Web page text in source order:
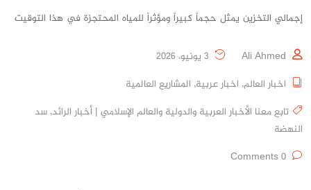
إجمالي التخزين يمثل حجماً كبيراً ومؤثراً للمياه المحتجزة في هذا التوقيت
Ali Ahmed
اخبار العالم, اخبار عربية, المشاريع العالمية
تابع معنا الأخبار العربية والدولية والعالم الإسلامي | أخبار الرائد, سد
النهضة